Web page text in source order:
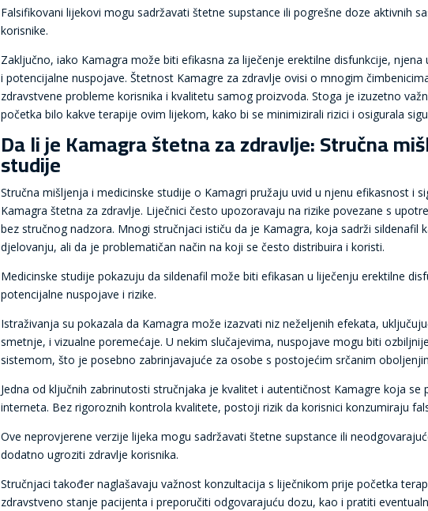
Falsifikovani lijekovi mogu sadržavati štetne supstance ili pogrešne doze aktivnih
korisnike.
Zaključno, iako Kamagra može biti efikasna za liječenje erektilne disfunkcije,
i potencijalne nuspojave. Štetnost Kamagre za zdravlje ovisi o mnogim
zdravstvene probleme korisnika i kvalitetu samog proizvoda. Stoga je izuzetno
početka bilo kakve terapije ovim lijekom, kako bi se minimizirali rizici i osigurala
Da li je Kamagra štetna za zdravlje: Stručna
studije
Stručna mišljenja i medicinske studije o Kamagri pružaju uvid u njenu efikasnost i
Kamagra štetna za zdravlje. Liječnici često upozoravaju na rizike povezane s
bez stručnog nadzora. Mnogi stručnjaci ističu da je Kamagra, koja sadrži sildenafil
djelovanju, ali da je problematičan način na koji se često distribuira i koristi.
Medicinske studije pokazuju da sildenafil može biti efikasan u liječenju erektilne
potencijalne nuspojave i rizike.
Istraživanja su pokazala da Kamagra može izazvati niz neželjenih efekata,
smetnje, i vizualne poremećaje. U nekim slučajevima, nuspojave mogu biti
sistemom, što je posebno zabrinjavajuće za osobe s postojećim srčanim
Jedna od ključnih zabrinutosti stručnjaka je kvalitet i autentičnost Kamagre koja
interneta. Bez rigoroznih kontrola kvalitete, postoji rizik da korisnici konzumiraju
Ove neprovjerene verzije lijeka mogu sadržavati štetne supstance ili
dodatno ugroziti zdravlje korisnika.
Stručnjaci također naglašavaju važnost konzultacija s liječnikom prije početka
zdravstveno stanje pacijenta i preporučiti odgovarajuću dozu, kao i pratiti